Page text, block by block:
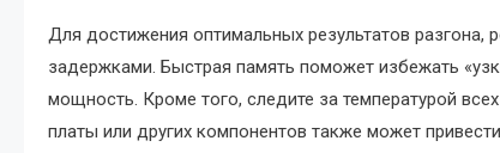
Для достижения оптимальных результатов разгона,
задержками. Быстрая память поможет избежать
мощность. Кроме того, следите за температурой
платы или других компонентов также может